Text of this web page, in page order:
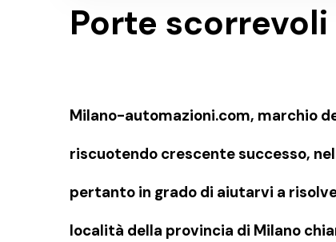
Porte
Milano-automazioni.com, marchio
riscuotendo crescente successo,
pertanto in grado di aiutarvi a
località della provincia di Milano